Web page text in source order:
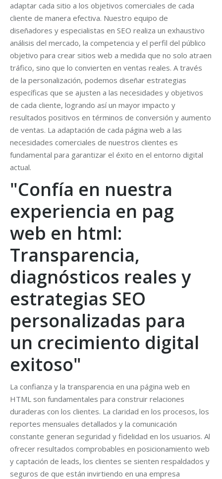
adaptar cada sitio a los objetivos comerciales de cada
cliente de manera efectiva. Nuestro equipo de
diseñadores y especialistas en SEO realiza un exhaustivo
análisis del mercado, la competencia y el perfil del público
objetivo para crear sitios web a medida que no solo atraen
tráfico, sino que lo convierten en ventas reales. A través
de la personalización, podemos diseñar estrategias
específicas que se ajusten a las necesidades y objetivos
de cada cliente, logrando así un mayor impacto y
resultados positivos en términos de conversión y aumento
de ventas. La adaptación de cada página web a las
necesidades comerciales de nuestros clientes es
fundamental para garantizar el éxito en el entorno digital
actual.
"Confía en nuestra
experiencia en pag
web en html:
Transparencia,
diagnósticos reales y
estrategias SEO
personalizadas para
un crecimiento digital
exitoso"
La confianza y la transparencia en una página web en
HTML son fundamentales para construir relaciones
duraderas con los clientes. La claridad en los procesos, los
reportes mensuales detallados y la comunicación
constante generan seguridad y fidelidad en los usuarios. Al
ofrecer resultados comprobables en posicionamiento web
y captación de leads, los clientes se sienten respaldados y
seguros de que están invirtiendo en una empresa